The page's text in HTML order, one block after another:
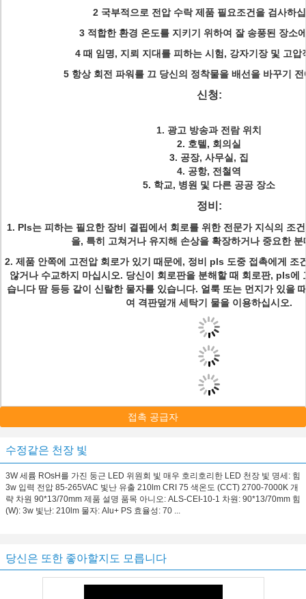
2 국부적으로 전압 수락 제품 필요조건을 검사하
3 적합한 환경 온도를 지키기 위하여 잘 송풍된 장소
4 때 임명, 지뢰 지대를 피하는 시험, 강자기장 및 고압
5 항상 회전 파워를 끄 당신의 정착물을 배선을 바꾸기
신청:
1. 광고 방송과 전람 위치
2. 호텔, 회의실
3. 공장, 사무실, 집
4. 공항, 전철역
5. 학교, 병원 및 다른 공공 장소
정비:
1. Pls는 피하는 필요한 장비 결핍에서 회로를 위한 전문가 지식의 조
을, 특히 고쳐거나 유지해 손상을 확장하거나 중요한 분
2. 제품 안쪽에 고전압 회로가 있기 때문에, 정비 pls 도중 접촉에게 조
않거나 수교하지 마십시오. 당신이 회로판을 분해할 때 회로판, pls에
습니다 땀 등등 같이 신랄한 물자를 있습니다. 얼룩 또는 먼지가 있을
여 격판덮개 세탁기 물을 이용하십시오.
접촉 공급자
수정같은 천장 빛
3W 세륨 ROsH를 가진 둥근 LED 위원회 빛 매우 호리호리한 LED 천장 빛 명세: 힘
3w 입력 전압 85-265VAC 빛난 유출 210lm CRI 75 색온도 (CCT) 2700-7000K 개
략 차원 90*13/70mm 제품 설명 품목 아니오: ALS-CEI-10-1 차원: 90*13/70mm 힘
(W): 3w 빛난: 210lm 물자: Alu+ PS 효율성: 70 ...
당신은 또한 좋아할지도 모릅니다